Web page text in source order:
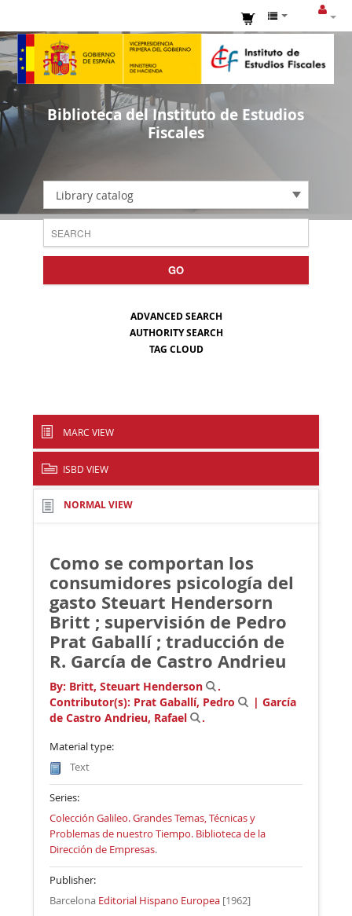
Biblioteca del Instituto de Estudios
Fiscales
Library catalog
GO
ADVANCED SEARCH
AUTHORITY SEARCH
TAG CLOUD
MARC VIEW
ISBD VIEW
NORMAL VIEW
Como se comportan los
consumidores psicología del
gasto Steuart Hendersorn
Britt ; supervisión de Pedro
Prat Gaballí ; traducción de
R. García de Castro Andrieu
By: Britt, Steuart Henderson
.
Contributor(s): Prat Gaballí, Pedro | García
de Castro Andrieu, Rafael
.
Material type:
Text
Series:
Colección Galileo. Grandes Temas, Técnicas y
Problemas de nuestro Tiempo. Biblioteca de la
Dirección de Empresas.
Publisher:
Barcelona Editorial Hispano Europea [1962]